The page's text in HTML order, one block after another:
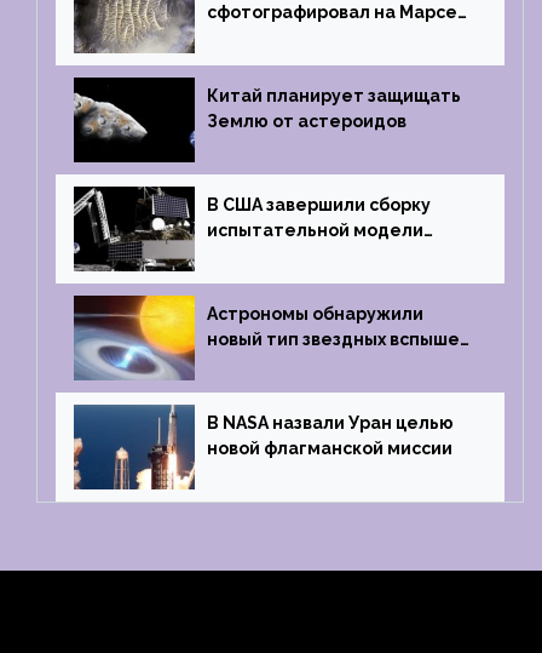
сфотографировал на Марсе
на отпечаток пальца
Китай планирует защищать
Землю от астероидов
В США завершили сборку
испытательной модели
Griffin
Астрономы обнаружили
новый тип звездных вспышек
В NASA назвали Уран целью
новой флагманской миссии